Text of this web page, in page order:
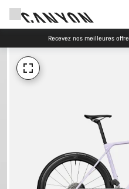
Recevez nos meilleures